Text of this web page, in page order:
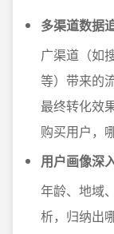
多渠道数据
广渠道（如
等）带来的
最终转化效
购买用户，
用户画像深
年龄、地域
析，归纳出